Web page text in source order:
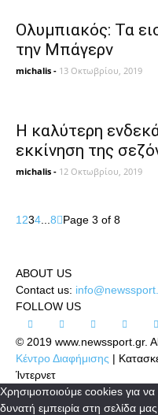
Oλυμπιακός: Τα
την Μπάγερν
michalis - 13 Οκτωβρίου, 2019
Η καλύτερη
εκκίνηση της
michalis - 12 Οκτωβρίου, 2019
1 234 8 Page 3 of 8
ABOUT US
Contact us:
FOLLOW US
© 2019 www.newssport.gr.
Κέντρο Διαφήμισης |
Ίντερνετ
Χρησιμοποιούμε cookies για
δυνατή εμπειρία στη σελίδα